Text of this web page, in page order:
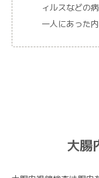
ィルスなどの
一人にあった
大腸